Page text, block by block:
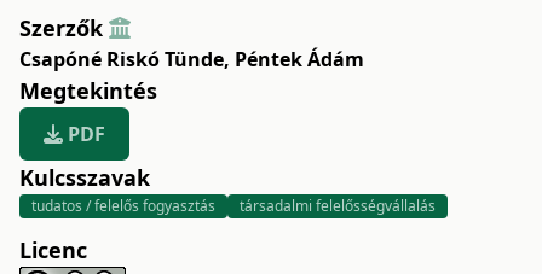
Szerzők
Csapóné Riskó Tünde, Péntek Ádám
Megtekintés
PDF
Kulcsszavak
tudatos / felelős fogyasztás társadalmi felelősségvállalás
Licenc